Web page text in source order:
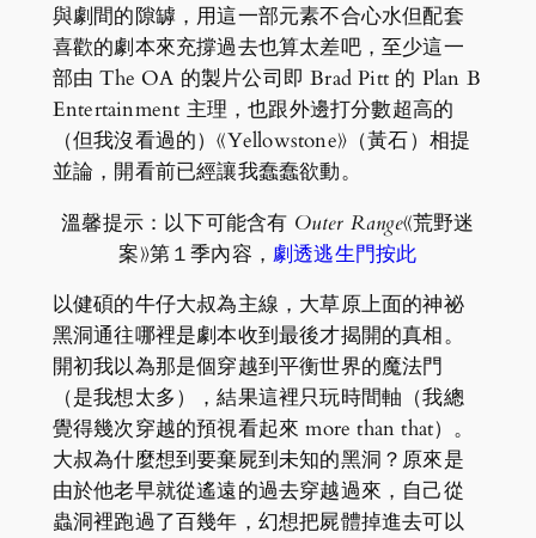
與劇間的隙罅，用這一部元素不合心水但配套
喜歡的劇本來充撐過去也算太差吧，至少這一
部由 The OA 的製片公司即 Brad Pitt 的 Plan B
Entertainment 主理，也跟外邊打分數超高的
（但我沒看過的）《Yellowstone》（黃石）相提
並論，開看前已經讓我蠢蠢欲動。
溫馨提示：以下可能含有 Outer Range《荒野迷
案》第１季內容，劇透逃生門按此
以健碩的牛仔大叔為主線，大草原上面的神祕
黑洞通往哪裡是劇本收到最後才揭開的真相。
開初我以為那是個穿越到平衡世界的魔法門
（是我想太多），結果這裡只玩時間軸（我總
覺得幾次穿越的預視看起來 more than that）。
大叔為什麼想到要棄屍到未知的黑洞？原來是
由於他老早就從遙遠的過去穿越過來，自己從
蟲洞裡跑過了百幾年，幻想把屍體掉進去可以